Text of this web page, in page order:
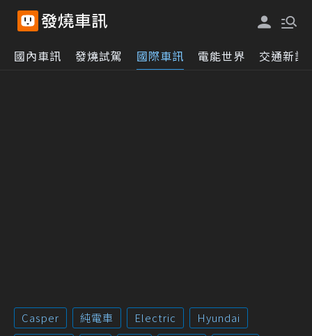
國內車訊 發燒試駕 國際車訊 電能世界 交通新訊
Casper 純電車 Electric
Hyundai